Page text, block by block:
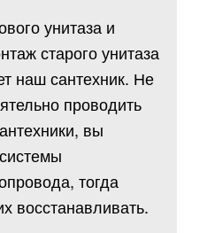
унитаза и
старого унитаза
наш сантехник. Не
проводить
вы
тогда
восстанавливать.